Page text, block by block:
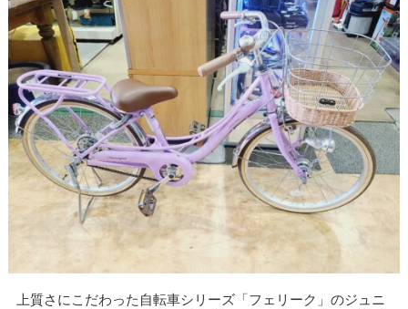
上質さにこだわった自転車シリーズ「フェリーク」のジュニ